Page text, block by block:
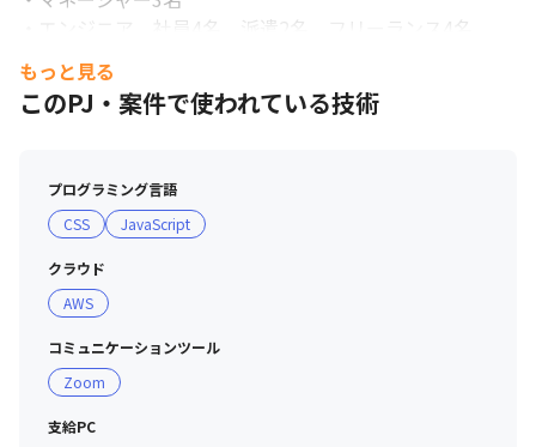
・エンジニア　社員4名　派遣2名　フリーランス4名
※2023年6月時点
■ 現場・社員の雰囲気
囲気があります
・話しかけやすく、穏やかな社員が多いです
・裁量が大きく、色々なチャレンジができます
またワークライフバランスやウェルビーイングも重視して
おり多様の「働き方」に対応しています。
もっと見る
このPJ・案件で使われている技術
プログラミング言語
CSS
JavaScript
クラウド
AWS
コミュニケーションツール
Zoom
支給PC